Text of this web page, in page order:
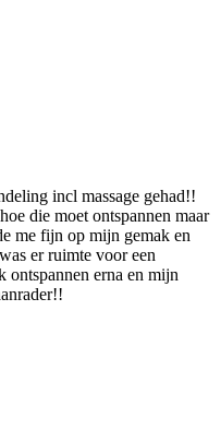
incl massage gehad!!
die moet ontspannen maar
me fijn op mijn gemak en
er ruimte voor een
ontspannen erna en mijn